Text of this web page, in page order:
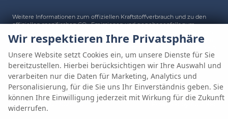
Weitere Informationen zum offiziellen Kraftstoffverbrauch und zu den
offiziellen spezifischen CO -Emissionen und gegebenenfalls zum
Kraftstoffverbrauch, die offiziellen spezifischen CO2 -Emissionen und den
offiziellen Stromverbrauch neuer PKW' entnommen werden, der an allen
Verkaufsstellen und bei der 'Deutschen Automobil Treuhand GmbH'
unentgeltlich erhältlich ist unter www.dat.de.
© 2026 AUTO HÜNN OHG,Gewerbepark A 1,93086Wörth an der
Donau,09482/80248-0 Powered by Autrado
Wir respektieren Ihre Privatsphäre
Unsere Website setzt Cookies ein, um unsere Dienste für Sie
bereitzustellen. Hierbei berücksichtigen wir Ihre Auswahl und
verarbeiten nur die Daten für Marketing, Analytics und
Personalisierung, für die Sie uns Ihr Einverständnis geben. Sie
können Ihre Einwilligung jederzeit mit Wirkung für die Zukunft
widerrufen.